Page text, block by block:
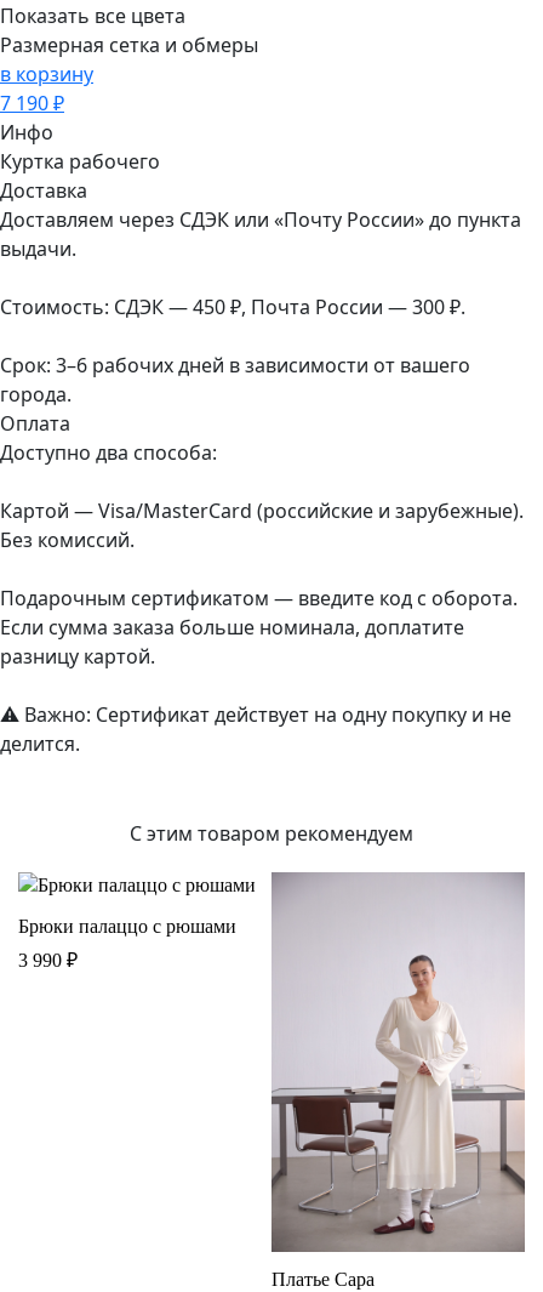
Показать все цвета
Размерная сетка и обмеры
в корзину
7 190 ₽
Инфо
Куртка рабочего
Доставка
Доставляем через СДЭК или «Почту России» до пункта
выдачи.
Стоимость: СДЭК — 450 ₽, Почта России — 300 ₽.
Срок: 3–6 рабочих дней в зависимости от вашего
города.
Оплата
Доступно два способа:
Картой — Visa/MasterCard (российские и зарубежные).
Без комиссий.
Подарочным сертификатом — введите код с оборота.
Если сумма заказа больше номинала, доплатите
разницу картой.
⚠️ Важно: Сертификат действует на одну покупку и не
делится.
С этим товаром рекомендуем
Брюки палаццо с рюшами
3 990 ₽
Платье Сара